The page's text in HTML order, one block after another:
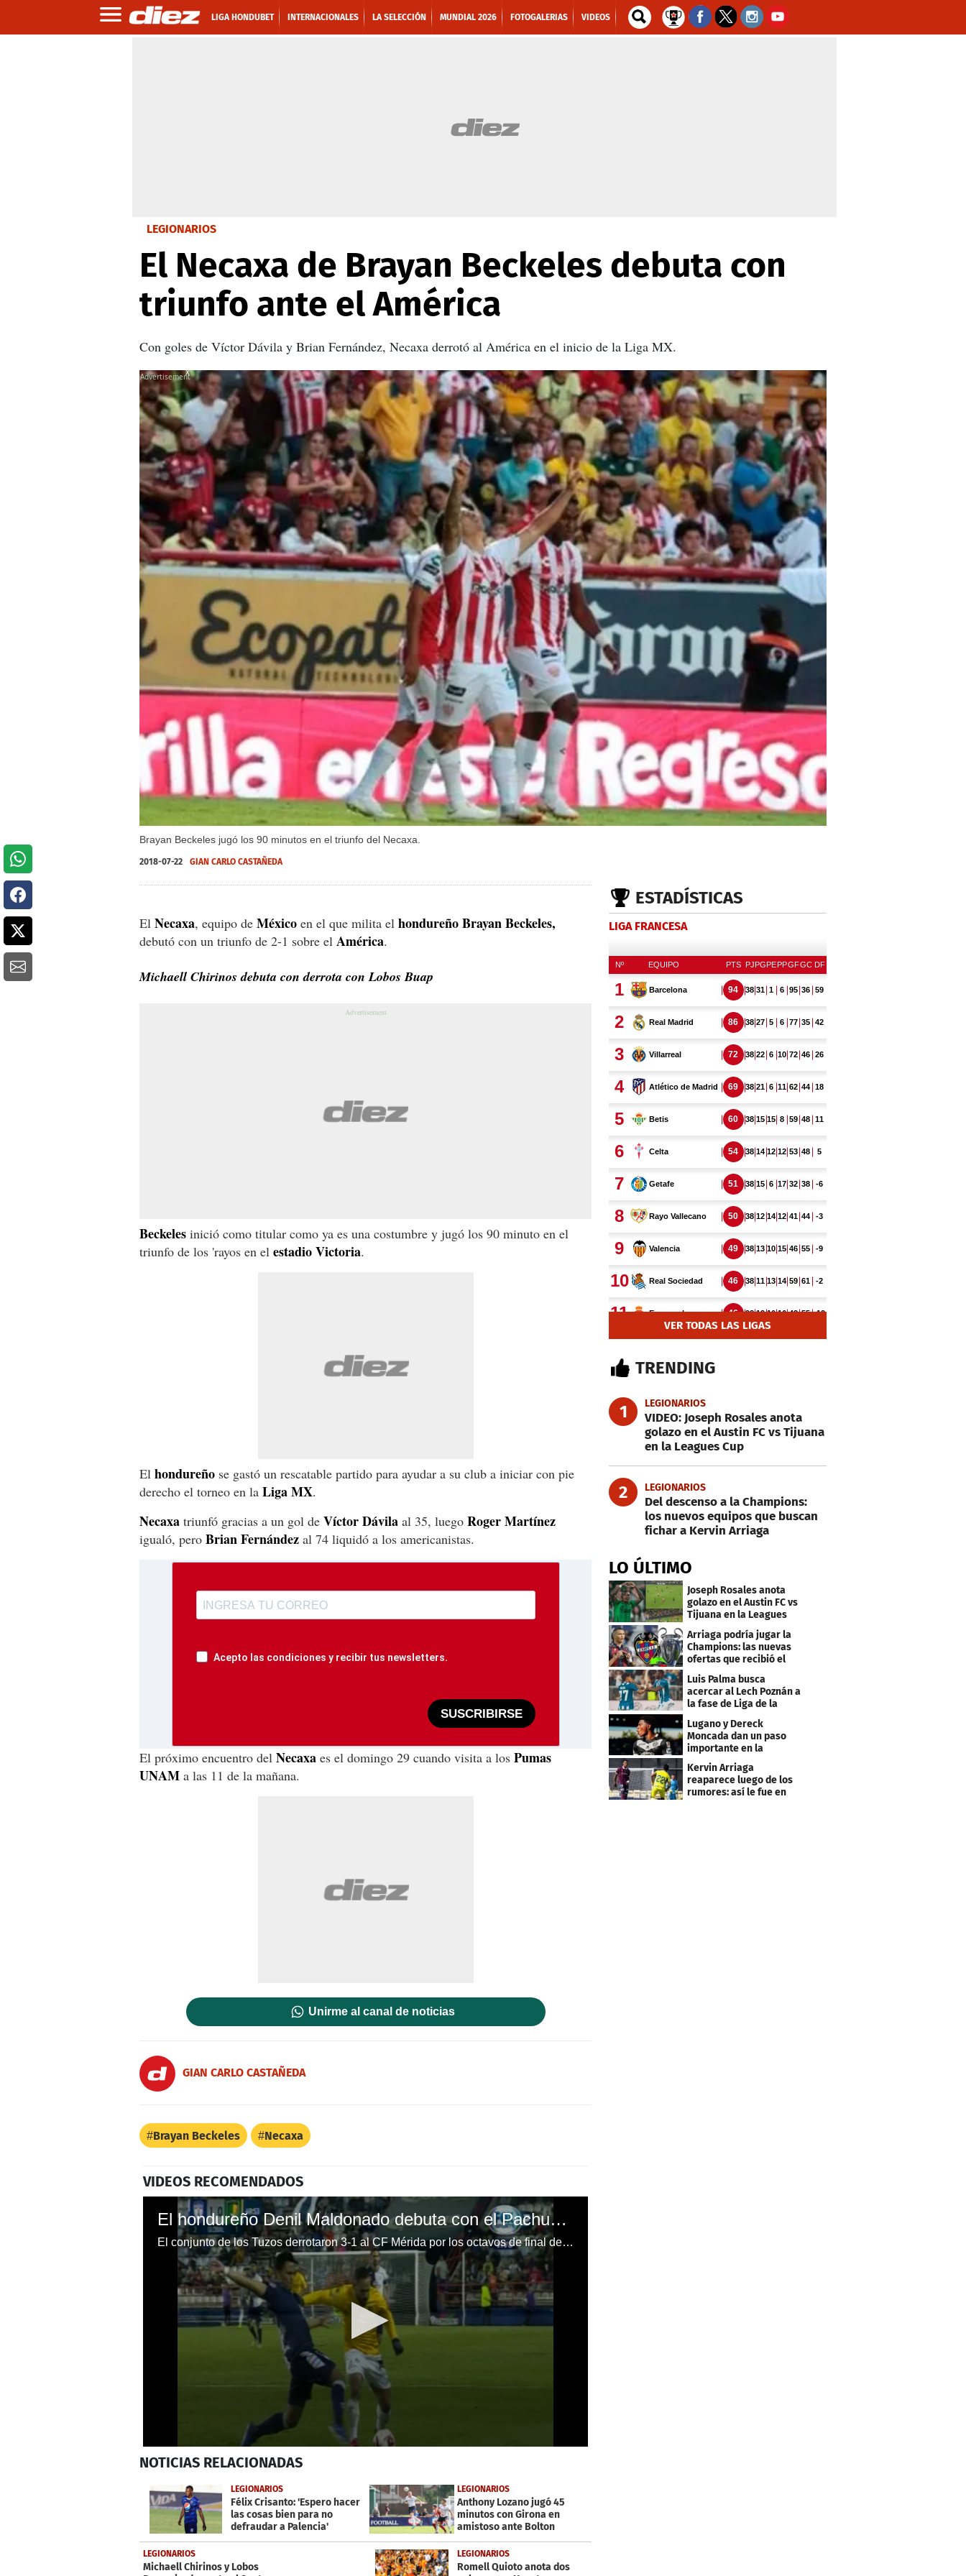
LIGA HONDUBET INTERNACIONALES LA SELECCIÓN MUNDIAL 2026 FOTOGALERIAS VIDEOS
LEGIONARIOS
El Necaxa de Brayan Beckeles debuta con
triunfo ante el América
Con goles de Víctor Dávila y Brian Fernández, Necaxa derrotó al América en el inicio de la Liga MX.
Brayan Beckeles jugó los 90 minutos en el triunfo del Necaxa.
X
2018-07-22 GIAN CARLO CASTAÑEDA
El Necaxa, equipo de México en el que milita el hondureño Brayan Beckeles,
debutó con un triunfo de 2-1 sobre el América.
Michaell Chirinos debuta con derrota con Lobos Buap
Beckeles inició como titular como ya es una costumbre y jugó los 90 minuto en el
triunfo de los 'rayos en el estadio Victoria.
El hondureño se gastó un rescatable partido para ayudar a su club a iniciar con pie
derecho el torneo en la Liga MX.
Necaxa triunfó gracias a un gol de Víctor Dávila al 35, luego Roger Martínez
igualó, pero Brian Fernández al 74 liquidó a los americanistas.
Acepto las condiciones y recibir tus newsletters.
SUSCRIBIRSE
El próximo encuentro del Necaxa es el domingo 29 cuando visita a los Pumas
UNAM a las 11 de la mañana.
Unirme al canal de noticias
GIAN CARLO CASTAÑEDA
Brayan Beckeles Necaxa
VIDEOS RECOMENDADOS
El hondureño Denil Maldonado debuta con el Pachuca con un triunfo en la Copa MX
El conjunto de los Tuzos derrotaron 3-1 al CF Mérida por los octavos de final de la Copa MX y avanzaron a la siguiente ronda. El hondureño Denil Maldonado fue titular.
seconds
minute,
27
secondsVolume
0%
NOTICIAS RELACIONADAS
LEGIONARIOS
Félix Crisanto: 'Espero hacer
las cosas bien para no
defraudar a Palencia'
LEGIONARIOS
Anthony Lozano jugó 45
minutos con Girona en
amistoso ante Bolton
LEGIONARIOS
Michaell Chirinos y Lobos
LEGIONARIOS
Romell Quioto anota dos
ESTADÍSTICAS
LIGA FRANCESA
VER TODAS LAS LIGAS
TRENDING
1 LEGIONARIOS
VIDEO: Joseph Rosales anota
golazo en el Austin FC vs Tijuana
en la Leagues Cup
2 LEGIONARIOS
Del descenso a la Champions:
los nuevos equipos que buscan
fichar a Kervin Arriaga
LO ÚLTIMO
Joseph Rosales anota
golazo en el Austin FC vs
Tijuana en la Leagues
Cup
Arriaga podría jugar la
Champions: las nuevas
ofertas que recibió el
Levante
Luis Palma busca
acercar al Lech Poznán a
la fase de Liga de la
Lugano y Dereck
Moncada dan un paso
importante en la
Conference League
Kervin Arriaga
reaparece luego de los
rumores: así le fue en